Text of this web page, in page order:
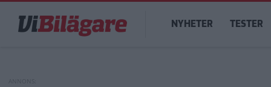
huvudinnehåll
Main
navigation
NYHETER TESTER